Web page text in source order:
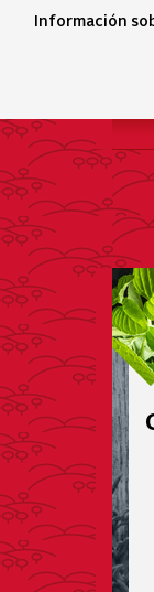
Información
Características